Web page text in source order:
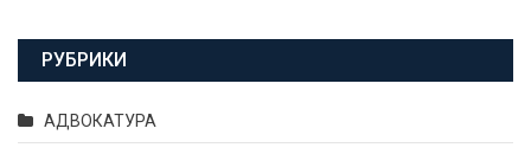
РУБРИКИ
АДВОКАТУРА